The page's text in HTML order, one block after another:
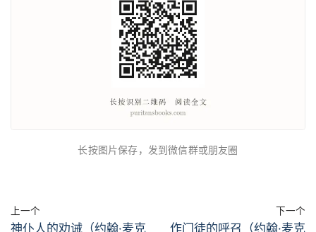
长按图片保存，发到微信群或朋友圈
上一个
神仆人的劝诫（约翰·麦克
下一个
作门徒的呼召（约翰·麦克